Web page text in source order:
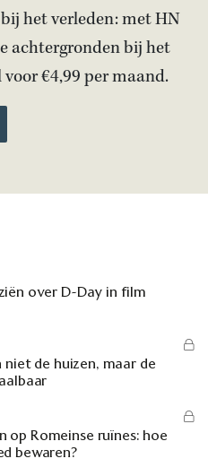
het verleden: met HN
achtergronden bij het
voor €4,99 per maand.
over D-Day in film
niet de huizen, maar de
op Romeinse ruïnes: hoe
bewaren?